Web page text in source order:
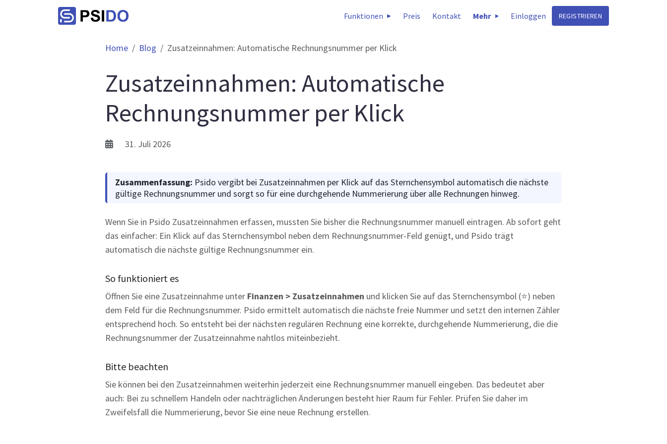
Funktionen Preis Kontakt Mehr Einloggen REGISTRIEREN
Home Blog Zusatzeinnahmen: Automatische Rechnungsnummer per Klick
Zusatzeinnahmen: Automatische
Rechnungsnummer per Klick
31. Juli 2026
Zusammenfassung: Psido vergibt bei Zusatzeinnahmen per Klick auf das Sternchensymbol automatisch die nächste
gültige Rechnungsnummer und sorgt so für eine durchgehende Nummerierung über alle Rechnungen hinweg.
Wenn Sie in Psido Zusatzeinnahmen erfassen, mussten Sie bisher die Rechnungsnummer manuell eintragen. Ab sofort geht
das einfacher: Ein Klick auf das Sternchensymbol neben dem Rechnungsnummer-Feld genügt, und Psido trägt
automatisch die nächste gültige Rechnungsnummer ein.
So funktioniert es
Öffnen Sie eine Zusatzeinnahme unter Finanzen > Zusatzeinnahmen und klicken Sie auf das Sternchensymbol (⭐) neben
dem Feld für die Rechnungsnummer. Psido ermittelt automatisch die nächste freie Nummer und setzt den internen Zähler
entsprechend hoch. So entsteht bei der nächsten regulären Rechnung eine korrekte, durchgehende Nummerierung, die die
Rechnungsnummer der Zusatzeinnahme nahtlos miteinbezieht.
Bitte beachten
Sie können bei den Zusatzeinnahmen weiterhin jederzeit eine Rechnungsnummer manuell eingeben. Das bedeutet aber
auch: Bei zu schnellem Handeln oder nachträglichen Änderungen besteht hier Raum für Fehler. Prüfen Sie daher im
Zweifelsfall die Nummerierung, bevor Sie eine neue Rechnung erstellen.